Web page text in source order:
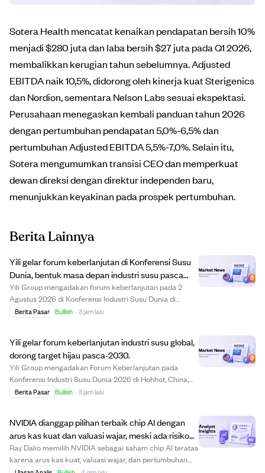
Sotera Health mencatat kenaikan pendapatan bersih 10%
menjadi $280 juta dan laba bersih $27 juta pada Q1 2026,
membalikkan kerugian tahun sebelumnya. Adjusted
EBITDA naik 10,5%, didorong oleh kinerja kuat Sterigenics
dan Nordion, sementara Nelson Labs sesuai ekspektasi.
Perusahaan menegaskan kembali panduan tahun 2026
dengan pertumbuhan pendapatan 5,0%-6,5% dan
pertumbuhan Adjusted EBITDA 5,5%-7,0%. Selain itu,
Sotera mengumumkan transisi CEO dan memperkuat
dewan direksi dengan direktur independen baru,
menunjukkan keyakinan pada prospek pertumbuhan.
Berita Lainnya
Yili gelar forum keberlanjutan di Konferensi Susu
Dunia, bentuk masa depan industri susu pasca
2030.
Yili Group mengadakan forum keberlanjutan pada 2
Agustus 2026 di Konferensi Industri Susu Dunia di
Hohhot, China, yang dihadiri lebih dari 200 pemimpin
Berita Pasar Bullish · 3 jam lalu
Yili gelar forum keberlanjutan industri susu global,
dorong target hijau pasca-2030.
Yili Group mengadakan Forum Keberlanjutan pada
Konferensi Industri Susu Dunia 2026 di Hohhot, China,
mengumpulkan lebih dari 200 pemimpin internasional
Berita Pasar Bullish · 3 jam lalu
NVIDIA dianggap pilihan terbaik chip AI dengan
arus kas kuat dan valuasi wajar, meski ada risiko
persaingan.
Ray Dalio memilih NVIDIA sebagai saham chip AI teratas
karena arus kas kuat, valuasi wajar, dan pertumbuhan